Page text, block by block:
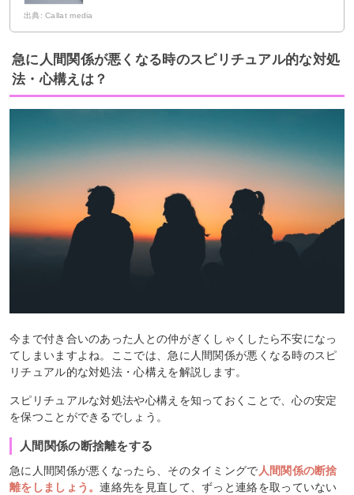
出典: Callat media
急に人間関係が悪くなる時のスピリチュアル的な対処
法・心構えは？
今まで付き合いのあった人との仲がぎくしゃくしたら不安になっ
てしまいますよね。ここでは、急に人間関係が悪くなる時のスピ
リチュアル的な対処法・心構えを解説します。
スピリチュアルな対処法や心構えを知っておくことで、心の安定
を保つことができるでしょう。
人間関係の断捨離をする
急に人間関係が悪くなったら、そのタイミングで人間関係の断捨
離をしましょう。連絡先を見直して、ずっと連絡を取っていない